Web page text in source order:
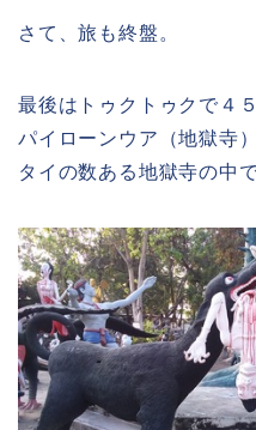
さて、旅も終盤。
最後はトゥクトゥクで４
パイローンウア（地獄寺
タイの数ある地獄寺の中